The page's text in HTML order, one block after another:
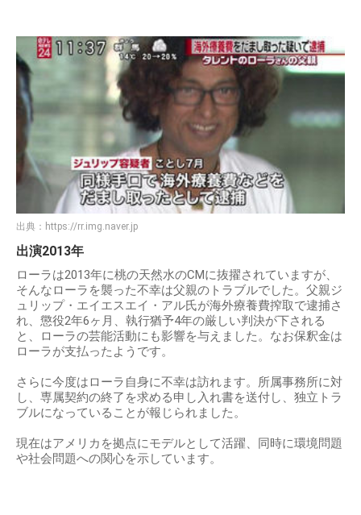
出典： https://rr.img.naver.jp
出演2013年
ローラは2013年に桃の天然水のCMに抜擢されていますが、
そんなローラを襲った不幸は父親のトラブルでした。父親ジ
ュリップ・エイエスエイ・アル氏が海外療養費搾取で逮捕さ
れ、懲役2年6ヶ月、執行猶予4年の厳しい判決が下される
と、ローラの芸能活動にも影響を与えました。なお保釈金は
ローラが支払ったようです。
さらに今度はローラ自身に不幸は訪れます。所属事務所に対
し、専属契約の終了を求める申し入れ書を送付し、独立トラ
ブルになっていることが報じられました。
現在はアメリカを拠点にモデルとして活躍、同時に環境問題
や社会問題への関心を示しています。